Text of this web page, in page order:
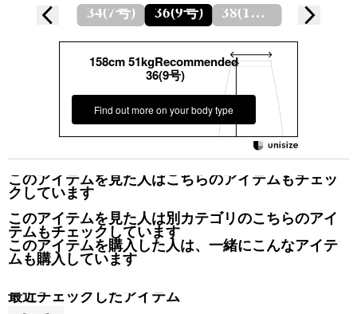
34(7号) 36(9号) 38(11号)
158cm 51kgRecommended
36(9号)
Find out more on your body type
このアイテムを見た人はこちらのアイテムもチェッ
クしています
このアイテムを見た人は別カテゴリのこちらのアイ
テムもチェックしています
このアイテムを購入した人は、一緒にこんなアイテ
ムも購入しています
最近チェックしたアイテム